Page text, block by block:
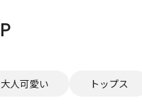
大人可愛い トップス